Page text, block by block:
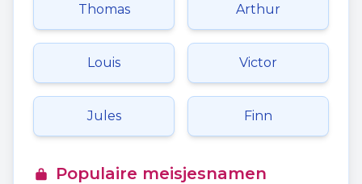
Thomas Arthur
Louis Victor
Jules Finn
Populaire meisjesnamen